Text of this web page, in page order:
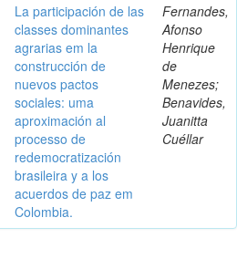
La participación de las
classes dominantes
agrarias em la
construcción de
nuevos pactos
sociales: uma
aproximación al
processo de
redemocratización
brasileira y a los
acuerdos de paz em
Colombia.
Fernandes,
Afonso
Henrique
de
Menezes;
Benavides,
Juanitta
Cuéllar